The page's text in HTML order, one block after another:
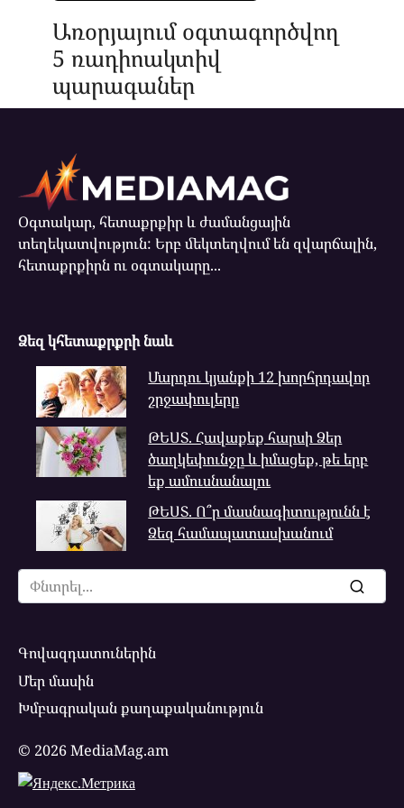
Առօրյայում օգտագործվող
5 ռադիոակտիվ
պարագաներ
Օգտակար, հետաքրքիր և ժամանցային
տեղեկատվություն: Երբ մեկտեղվում են զվարճալին,
հետաքրքիրն ու օգտակարը...
Ձեզ կհետաքրքրի նաև
Մարդու կյանքի 12 խորհրդավոր
շրջափուլերը
ԹԵՍՏ. Հավաքեք հարսի Ձեր
ծաղկեփունջը և իմացեք, թե երբ
եք ամուսնանալու
ԹԵՍՏ. Ո՞ր մասնագիտությունն է
Ձեզ համապատասխանում
Search
for:
Գովազդատուներին
Մեր մասին
Խմբագրական քաղաքականություն
© 2026 MediaMag.am